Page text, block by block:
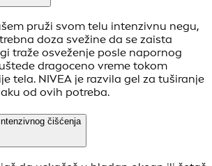
pruži svom telu intenzivnu negu,
doza svežine da se zaista
traže osveženje posle napornog
dragoceno vreme tokom
tela. NIVEA je razvila gel za tuširanje
od ovih potreba.
čišćenja